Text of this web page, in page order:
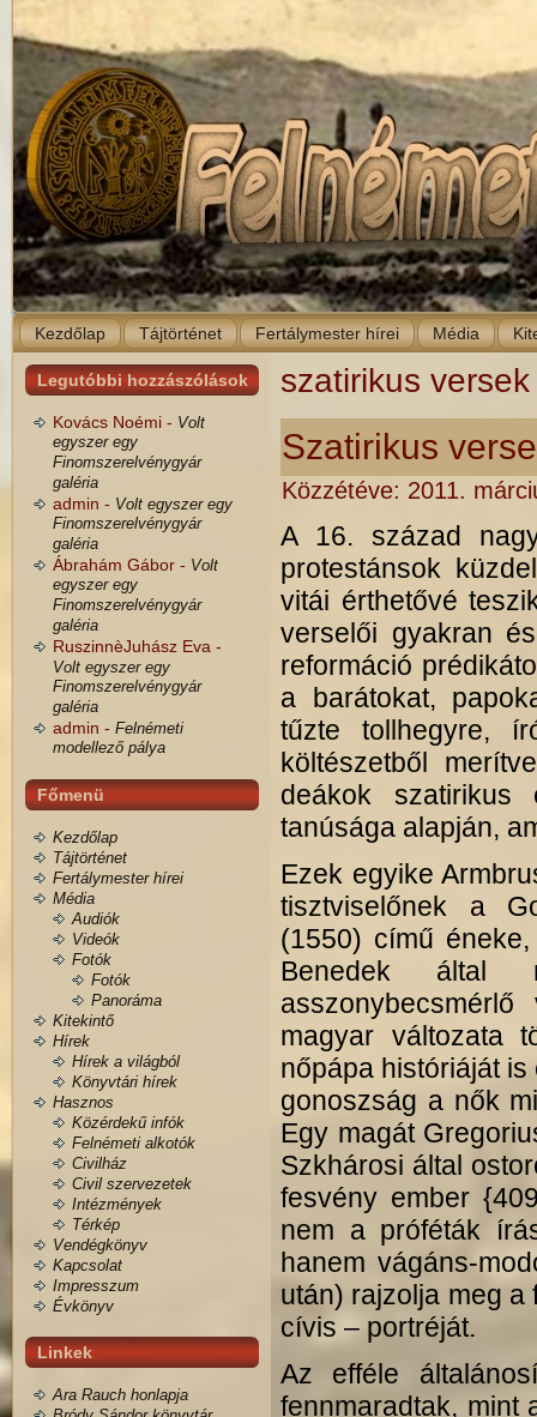
Kezdőlap Tájtörténet Fertálymester hírei Média
Legutóbbi hozzászólások
Kovács Noémi - Volt
egyszer egy
Finomszerelvénygyár
galéria
admin - Volt egyszer egy
Finomszerelvénygyár
galéria
Ábrahám Gábor - Volt
egyszer egy
Finomszerelvénygyár
galéria
RuszinnèJuhász Eva -
Volt egyszer egy
Finomszerelvénygyár
galéria
admin - Felnémeti
modellező pálya
Főmenü
Kezdőlap
Tájtörténet
Fertálymester hírei
Média
Audiók
Videók
Fotók
Fotók
Panoráma
Kitekintő
Hírek
Hírek a világból
Könyvtári hírek
Hasznos
Közérdekű infók
Felnémeti alkotók
Civilház
Civil szervezetek
Intézmények
Térkép
Vendégkönyv
Kapcsolat
Impresszum
Évkönyv
Linkek
Ara Rauch honlapja
szatirikus versek
Szatirikus
Közzétéve: 2011.
A 16. század
protestánsok
vitái érthetővé
verselői gyakran
reformáció
a barátokat,
tűzte tollhegyre,
költészetből
deákok
tanúsága alapján,
Ezek egyike
tisztviselőnek a
(1550) című
Benedek által
magyar változata
nőpápa históriáját
gonoszság a nők
Egy magát
Szkhárosi által
fesvény ember
nem a próféták
hanem vágáns-
után) rajzolja meg
cívis – portréját.
Az efféle
fennmaradtak, mint